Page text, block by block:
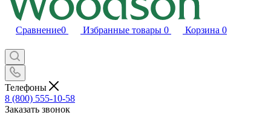
Сравнение0 Избранные товары 0 Корзина 0
Телефоны
8 (800) 555-10-58
Заказать звонок